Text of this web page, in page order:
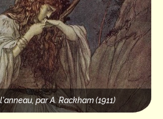
par A. Rackham (1911)